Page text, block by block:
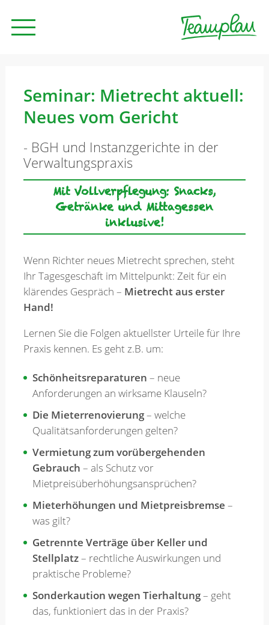
Beratung
Unternehmen
Kontakt
Newsletter
Seminar: Mietrecht aktuell:
Neues vom Gericht
- BGH und Instanzgerichte in der
Verwaltungspraxis
Mit Vollverpflegung: Snacks,
Getränke und Mittagessen
inklusive!
Wenn Richter neues Mietrecht sprechen, steht
Ihr Tagesgeschäft im Mittelpunkt: Zeit für ein
klärendes Gespräch – Mietrecht aus erster
Hand!
Lernen Sie die Folgen aktuellster Urteile für Ihre
Praxis kennen. Es geht z.B. um:
Schönheitsreparaturen – neue
Anforderungen an wirksame Klauseln?
Die Mieterrenovierung– welche
Qualitätsanforderungen gelten?
Vermietung zum vorübergehenden
Gebrauch – als Schutz vor
Mietpreisüberhöhungsansprüchen?
Mieterhöhungen und Mietpreisbremse –
was gilt?
Getrennte Verträge über Keller und
Stellplatz– rechtliche Auswirkungen und
praktische Probleme?
Sonderkaution wegen Tierhaltung– geht
das, funktioniert das in der Praxis?